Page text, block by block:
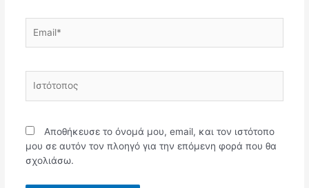
Αποθήκευσε το όνομά μου, email, και τον ιστότοπο
μου σε αυτόν τον πλοηγό για την επόμενη φορά που θα
σχολιάσω.